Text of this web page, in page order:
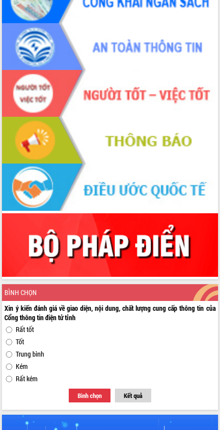
BÌNH CHỌN
Xin ý kiến đánh giá về giao diện, nội dung, chất lượng cung cấp thông tin của
Cổng thông tin điện tử tỉnh
Rất tốt
Tốt
Trung bình
Kém
Rất kém
Bình chọn Kết quả